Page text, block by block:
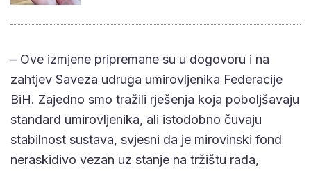
– Ove izmjene pripremane su u dogovoru i na
zahtjev Saveza udruga umirovljenika Federacije
BiH. Zajedno smo tražili rješenja koja poboljšavaju
standard umirovljenika, ali istodobno čuvaju
stabilnost sustava, svjesni da je mirovinski fond
neraskidivo vezan uz stanje na tržištu rada,